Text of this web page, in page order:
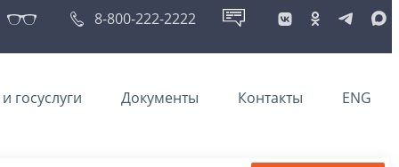
8-800-222-2222
госуслуги Документы Контакты ENG